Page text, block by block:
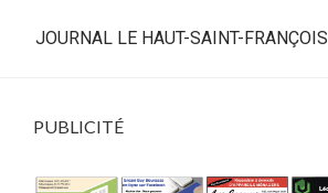
JOURNAL LE HAUT-SAINT-FRANÇOIS
PUBLICITÉ